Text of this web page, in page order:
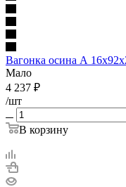
Вагонка осина А
Мало
4 237 ₽
/шт
В корзину